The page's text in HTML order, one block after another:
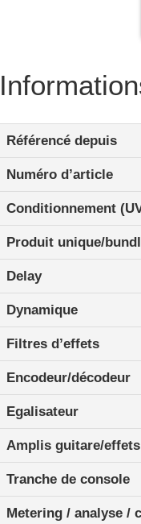
Référencé depuis
Numéro d’article
Conditionnement
Produit unique/
Delay
Dynamique
Filtres d’effets
Encodeur/décodeur
Egalisateur
Amplis guitare/effets
Tranche de console
Metering / analyse /